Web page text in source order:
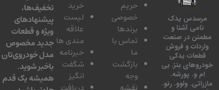
یدک
آشنا و
در صنعت
و فروش
یدکی
بنز. بی
و. پورشه.
ولوو. رنو.
حریم
خصوصی
برندها
تماس با
بازگشت
لیست
مندی ها
خبرنامه
شگفت
تخفیف‌ها،
پیشنهادهای
ویژه و قطعات
جدید مخصوص
مدل خودروی‌تان
باخبر شوید.
همیشه یک قدم